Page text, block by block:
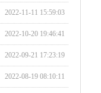
2022-11-11 15:59:03
2022-10-20 19:46:41
2022-09-21 17:23:19
2022-08-19 08:10:11